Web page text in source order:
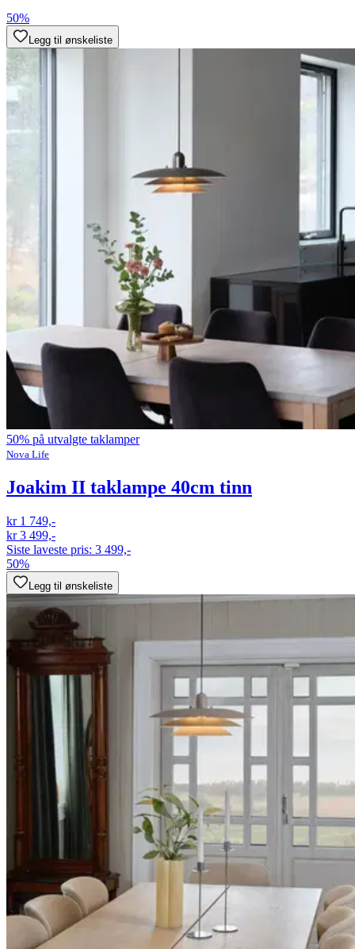
50%
Legg til ønskeliste
50% på utvalgte taklamper
Nova Life
Joakim II taklampe 40cm tinn
kr 1 749,-
kr 3 499,-
Siste laveste pris: 3 499,-
50%
Legg til ønskeliste